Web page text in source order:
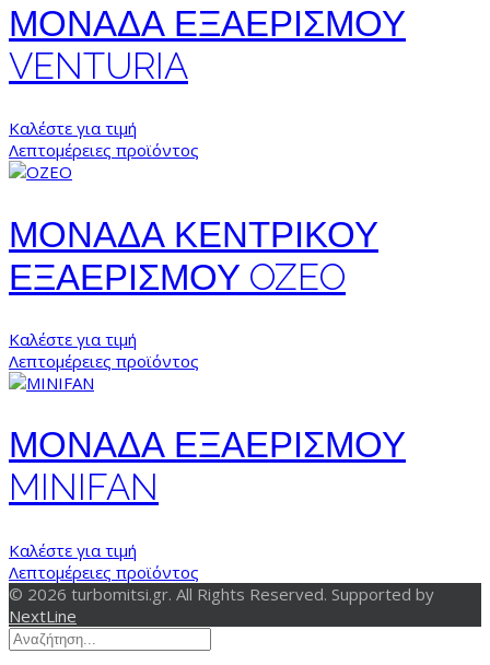
ΜΟΝΑΔΑ ΕΞΑΕΡΙΣΜΟΥ
VENTURIA
Καλέστε για τιμή
Λεπτομέρειες προϊόντος
ΜΟΝΑΔΑ ΚΕΝΤΡΙΚΟΥ
ΕΞΑΕΡΙΣΜΟΥ OZEO
Καλέστε για τιμή
Λεπτομέρειες προϊόντος
ΜΟΝΑΔΑ ΕΞΑΕΡΙΣΜΟΥ
MINIFAN
Καλέστε για τιμή
Λεπτομέρειες προϊόντος
© 2026 turbomitsi.gr. All Rights Reserved. Supported by
NextLine